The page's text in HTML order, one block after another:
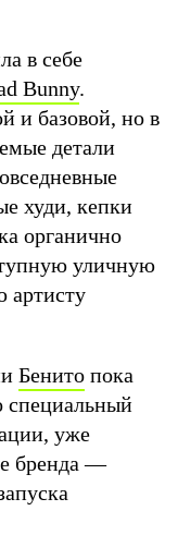
в себе
Bunny.
и базовой, но в
детали
худи, кепки
органично
уличную
артисту
Бенито пока
специальный
уже
бренда —